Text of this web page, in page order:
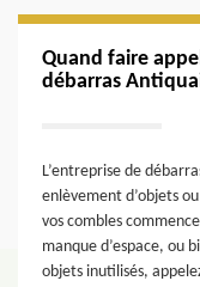
Quand faire
débarras
L’entreprise de
enlèvement d’objets
vos combles
manque d’espace, ou
objets inutilisés,